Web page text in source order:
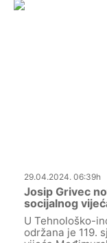
29.04.2024. 06:39h
Josip Grivec
socijalnog
U Tehnološko-
održana je 119.